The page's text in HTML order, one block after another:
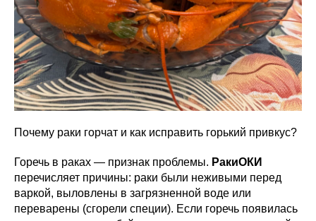
Почему раки горчат и как исправить горький привкус?
Горечь в раках — признак проблемы. РакиОКИ
перечисляет причины: раки были неживыми перед
варкой, выловлены в загрязненной воде или
переварены (сгорели специи). Если горечь появилась